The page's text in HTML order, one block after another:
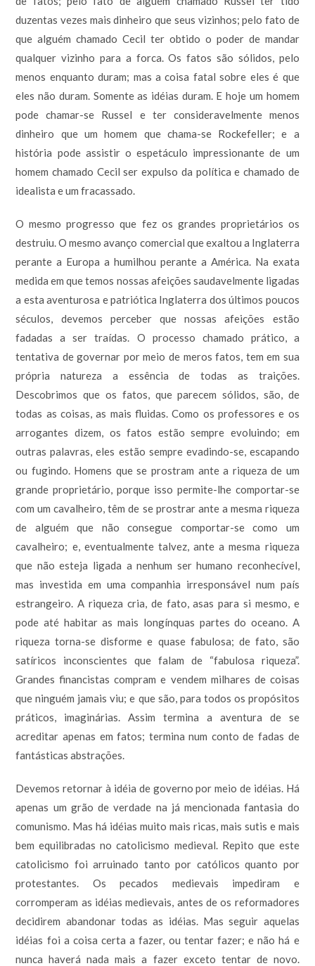
duzentas vezes mais dinheiro que seus vizinhos; pelo fato de
que alguém chamado Cecil ter obtido o poder de mandar
qualquer vizinho para a forca. Os fatos são sólidos, pelo
menos enquanto duram; mas a coisa fatal sobre eles é que
eles não duram. Somente as idéias duram. E hoje um homem
pode chamar-se Russel e ter consideravelmente menos
dinheiro que um homem que chama-se Rockefeller; e a
história pode assistir o espetáculo impressionante de um
homem chamado Cecil ser expulso da política e chamado de
idealista e um fracassado.
O mesmo progresso que fez os grandes proprietários os
destruiu. O mesmo avanço comercial que exaltou a Inglaterra
perante a Europa a humilhou perante a América. Na exata
medida em que temos nossas afeições saudavelmente ligadas
a esta aventurosa e patriótica Inglaterra dos últimos poucos
séculos, devemos perceber que nossas afeições estão
fadadas a ser traídas. O processo chamado prático, a
tentativa de governar por meio de meros fatos, tem em sua
própria natureza a essência de todas as traições.
Descobrimos que os fatos, que parecem sólidos, são, de
todas as coisas, as mais fluidas. Como os professores e os
arrogantes dizem, os fatos estão sempre evoluindo; em
outras palavras, eles estão sempre evadindo-se, escapando
ou fugindo. Homens que se prostram ante a riqueza de um
grande proprietário, porque isso permite-lhe comportar-se
com um cavalheiro, têm de se prostrar ante a mesma riqueza
de alguém que não consegue comportar-se como um
cavalheiro; e, eventualmente talvez, ante a mesma riqueza
que não esteja ligada a nenhum ser humano reconhecível,
mas investida em uma companhia irresponsável num país
estrangeiro. A riqueza cria, de fato, asas para si mesmo, e
pode até habitar as mais longínquas partes do oceano. A
riqueza torna-se disforme e quase fabulosa; de fato, são
satíricos inconscientes que falam de “fabulosa riqueza”.
Grandes financistas compram e vendem milhares de coisas
que ninguém jamais viu; e que são, para todos os propósitos
práticos, imaginárias. Assim termina a aventura de se
acreditar apenas em fatos; termina num conto de fadas de
fantásticas abstrações.
Devemos retornar à idéia de governo por meio de idéias. Há
apenas um grão de verdade na já mencionada fantasia do
comunismo. Mas há idéias muito mais ricas, mais sutis e mais
bem equilibradas no catolicismo medieval. Repito que este
catolicismo foi arruinado tanto por católicos quanto por
protestantes. Os pecados medievais impediram e
corromperam as idéias medievais, antes de os reformadores
decidirem abandonar todas as idéias. Mas seguir aquelas
idéias foi a coisa certa a fazer, ou tentar fazer; e não há e
nunca haverá nada mais a fazer exceto tentar de novo.